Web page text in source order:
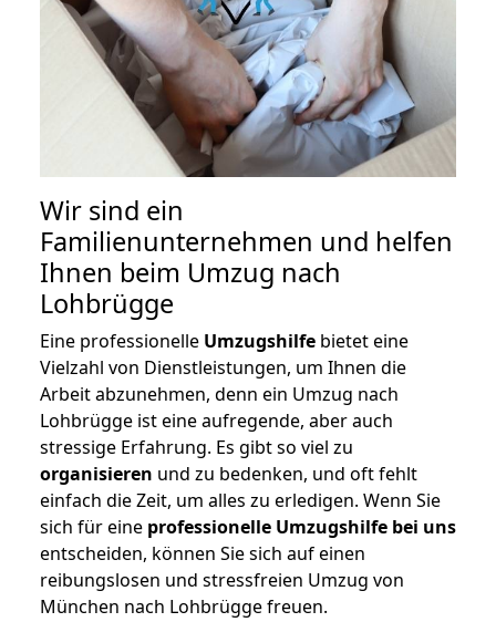
Wir sind ein
Familienunternehmen und helfen
Ihnen beim Umzug nach
Lohbrügge
Eine professionelle Umzugshilfe bietet eine
Vielzahl von Dienstleistungen, um Ihnen die
Arbeit abzunehmen, denn ein Umzug nach
Lohbrügge ist eine aufregende, aber auch
stressige Erfahrung. Es gibt so viel zu
organisieren und zu bedenken, und oft fehlt
einfach die Zeit, um alles zu erledigen. Wenn Sie
sich für eine professionelle Umzugshilfe bei uns
entscheiden, können Sie sich auf einen
reibungslosen und stressfreien Umzug von
München nach Lohbrügge freuen.